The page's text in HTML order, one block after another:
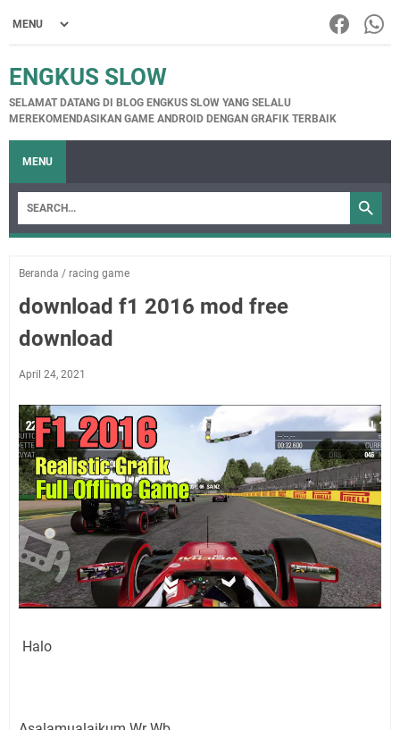
ENGKUS SLOW
SELAMAT DATANG DI BLOG ENGKUS SLOW YANG SELALU
MEREKOMENDASIKAN GAME ANDROID DENGAN GRAFIK TERBAIK
MENU
Beranda / racing game
download f1 2016 mod free
download
April 24, 2021
Halo